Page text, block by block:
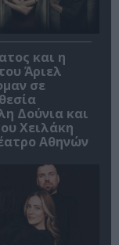
και η
Άριελ
σε
Δούνια και
Χειλάκη
Αθηνών